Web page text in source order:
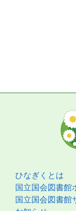
ひなぎくとは
国立国会図書館
国立国会図書館